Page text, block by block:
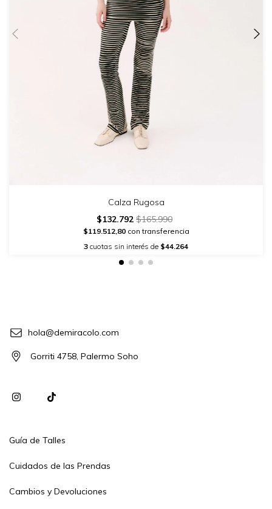
Calza Rugosa
$132.792 $165.990
$119.512,80con transferencia
3 cuotas sin interés de $44.264
hola@demiracolo.com
Gorriti 4758, Palermo Soho
Guía de Talles
Cuidados de las Prendas
Cambios y Devoluciones